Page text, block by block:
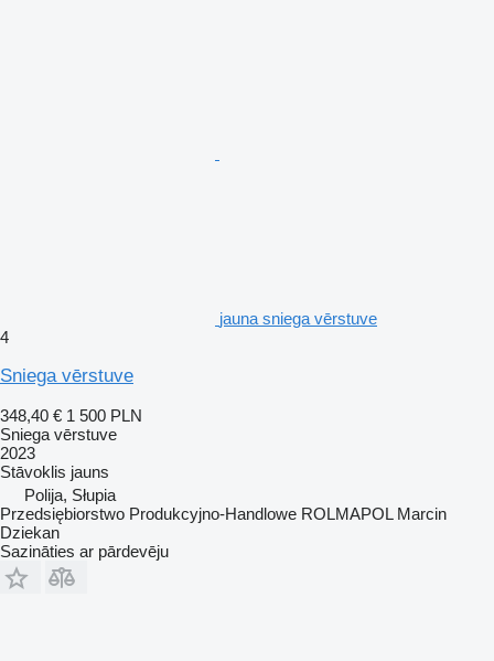
jauna sniega vērstuve
4
Sniega vērstuve
348,40 € 1 500 PLN
Sniega vērstuve
2023
Stāvoklis jauns
Polija, Słupia
Przedsiębiorstwo Produkcyjno-Handlowe ROLMAPOL Marcin
Dziekan
Sazināties ar pārdevēju